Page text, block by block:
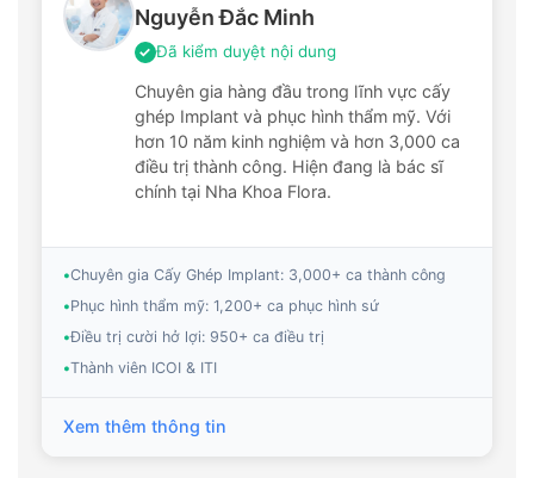
Nguyễn Đắc Minh
✓ Đã kiểm duyệt nội dung
Chuyên gia hàng đầu trong lĩnh vực cấy
ghép Implant và phục hình thẩm mỹ. Với
hơn 10 năm kinh nghiệm và hơn 3,000 ca
điều trị thành công. Hiện đang là bác sĩ
chính tại Nha Khoa Flora.
•Chuyên gia Cấy Ghép Implant: 3,000+ ca thành công
•Phục hình thẩm mỹ: 1,200+ ca phục hình sứ
•Điều trị cười hở lợi: 950+ ca điều trị
•Thành viên ICOI & ITI
Xem thêm thông tin